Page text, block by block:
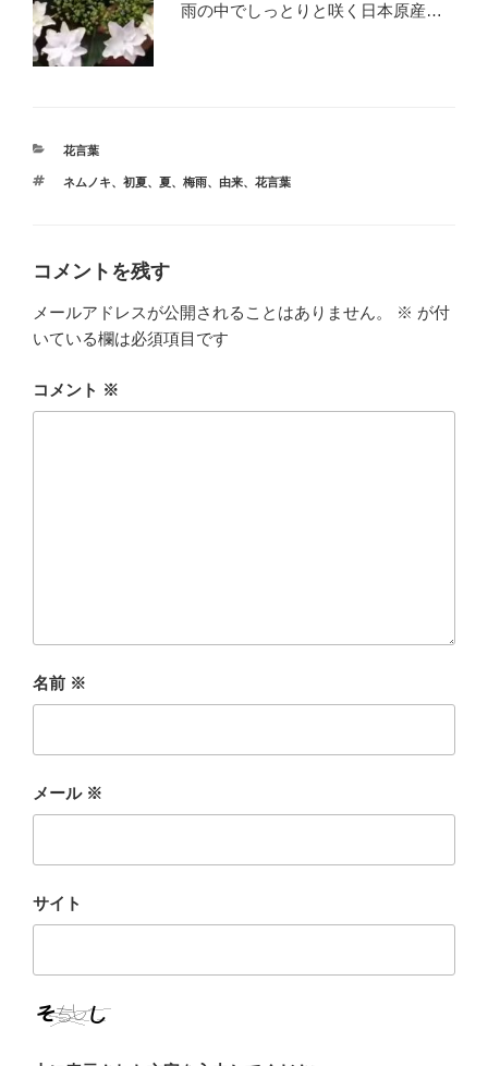
雨の中でしっとりと咲く日本原産…
カ
ゴ
花言葉
タ
ネムノキ、 初夏、 夏、 梅雨、 由来、 花言葉
コメントを残す
メールアドレスが公開されることはありません。 ※ が付
いている欄は必須項目です
コメント ※
名前 ※
メール ※
サイト